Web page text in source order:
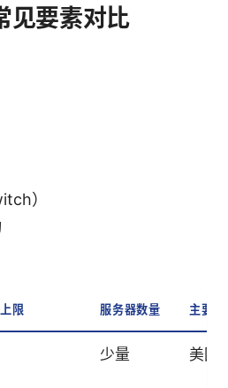
见要素对比
）
限 服务器数量 主要
少量 美国